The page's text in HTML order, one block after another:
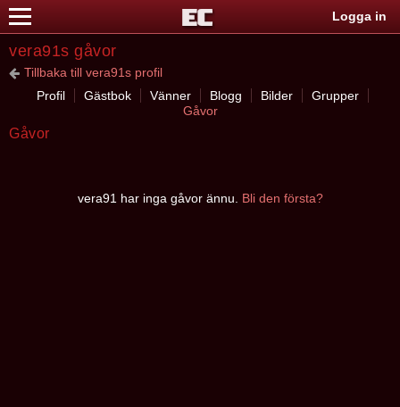
Logga in
vera91s gåvor
Tillbaka till vera91s profil
Profil
Gästbok Vänner Blogg Bilder
Grupper
Gåvor
Gåvor
vera91 har inga gåvor ännu. Bli den första?